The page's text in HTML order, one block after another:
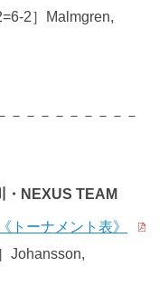
2］Malmgren,
－－－－－－－－－
・NEXUS TEAM
《トーナメント表》
Johansson,